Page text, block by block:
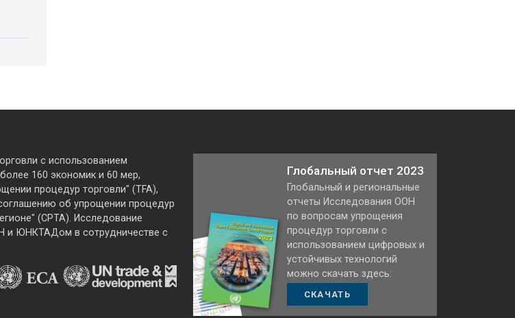
с использованием
160 экономик и 60 мер,
процедур торговли" (TFA),
об упрощении процедур
(CPTA). Исследование
и ЮНКТАДом в сотрудничестве с
Глобальный отчет 2023
Глобальный и региональные
отчеты Исследования ООН
по вопросам упрощения
процедур торговли с
использованием цифровых и
устойчивых технологий
можно скачать здесь:
СКАЧАТЬ